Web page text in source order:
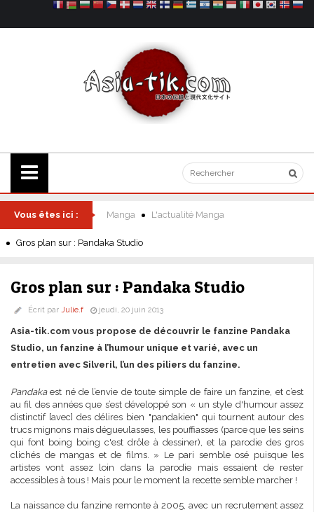
Vous êtes ici : Manga L'actualité Manga
Gros plan sur : Pandaka Studio
Gros plan sur : Pandaka Studio
Écrit par Julie.f jeudi, 20 juin 2013
Asia-tik.com vous propose de découvrir le fanzine Pandaka
Studio, un fanzine à l’humour unique et varié, avec un
entretien avec Silveril, l’un des piliers du fanzine.
Pandakaest né de l’envie de toute simple de faire un fanzine, et c’est
au fil des années que s’est développé son « un style d'humour assez
distinctif [avec] des délires bien "pandakien" qui tournent autour des
trucs mignons mais dégueulasses, les pouffiasses (parce que les seins
qui font boing boing c'est drôle à dessiner), et la parodie des gros
clichés de mangas et de films. » Le pari semble osé puisque les
artistes vont assez loin dans la parodie mais essaient de rester
accessibles à tous ! Mais pour le moment la recette semble marcher !
La naissance du fanzine remonte à 2005, avec un recrutement assez